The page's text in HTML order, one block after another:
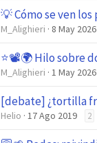
💡 Cómo se ven
M_Alighieri 8 May 2026
⭐📽️🌍 Hilo sobre
M_Alighieri 1 May 2026
[debate] ¿tortilla
Helio 17 Ago 2019 2